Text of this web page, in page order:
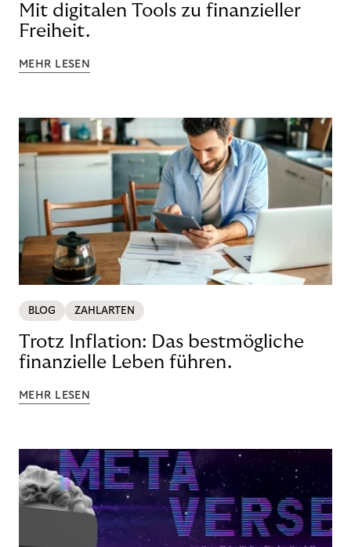
Mit digitalen Tools zu finanzieller
Freiheit.
MEHR LESEN
BLOG ZAHLARTEN
Trotz Inflation: Das bestmögliche
finanzielle Leben führen.
MEHR LESEN